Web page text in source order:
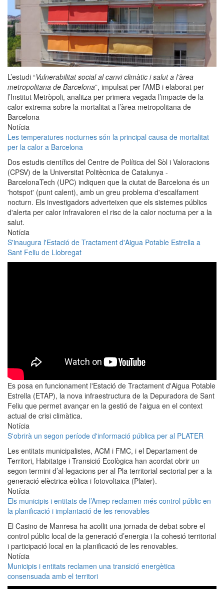
L’estudi “Vulnerabilitat social al canvi climàtic i salut a l’àrea
metropolitana de Barcelona”, impulsat per l’AMB i elaborat per
l’Institut Metròpoli, analitza per primera vegada l’impacte de la
calor extrema sobre la mortalitat a l’àrea metropolitana de
Barcelona
Notícia
Les temperatures nocturnes són la principal causa de mortalitat
per la calor a Barcelona
Dos estudis científics del Centre de Política del Sòl i Valoracions
(CPSV) de la Universitat Politècnica de Catalunya -
BarcelonaTech (UPC) indiquen que la ciutat de Barcelona és un
'hotspot' (punt calent), amb un greu problema d'escalfament
nocturn. Els investigadors adverteixen que els sistemes públics
d'alerta per calor infravaloren el risc de la calor nocturna per a la
salut.
Notícia
S'inaugura l'Estació de Tractament d'Aigua Potable Estrella a
Sant Feliu de Llobregat
Es posa en funcionament l'Estació de Tractament d'Aigua Potable
Estrella (ETAP), la nova infraestructura de la Depuradora de Sant
Feliu que permet avançar en la gestió de l'aigua en el context
actual de crisi climàtica.
Notícia
S'obrirà un segon període d'informació pública per al PLATER
Les entitats municipalistes, ACM i FMC, i el Departament de
Territori, Habitatge i Transició Ecològica han acordat obrir un
segon termini d’al·legacions per al Pla territorial sectorial per a la
generació elèctrica eòlica i fotovoltaica (Plater).
Notícia
Els municipis i entitats de l’Amep reclamen més control públic en
la planificació i implantació de les renovables
El Casino de Manresa ha acollit una jornada de debat sobre el
control públic local de la generació d’energia i la cohesió territorial
i participació local en la planificació de les renovables.
Notícia
Municipis i entitats reclamen una transició energètica
consensuada amb el territori